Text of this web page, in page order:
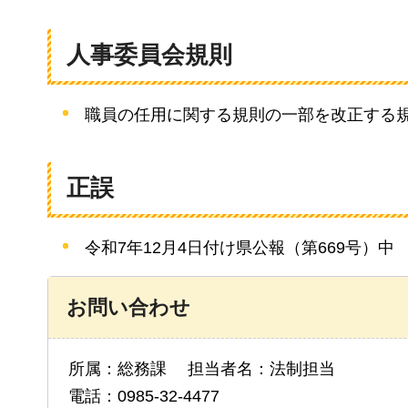
人事委員会規則
職員の任用に関する規則の一部を改正する
正誤
令和7年12月4日付け県公報（第669号）中
お問い合わせ
所属：総務課 担当者名：法制担当
電話：0985-32-4477